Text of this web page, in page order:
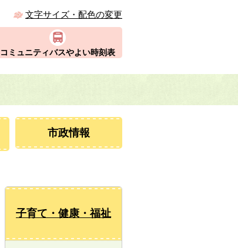
文字サイズ・配色の変更
コミュニティバスやよい時刻表
市政情報
子育て・健康・福祉